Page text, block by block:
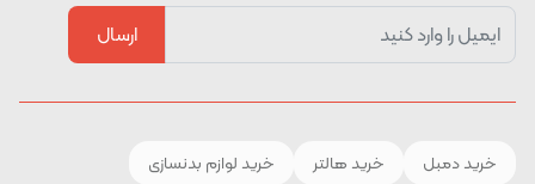
ارسال
خرید دمبل خرید هالتر
خرید لوازم بدنسازی